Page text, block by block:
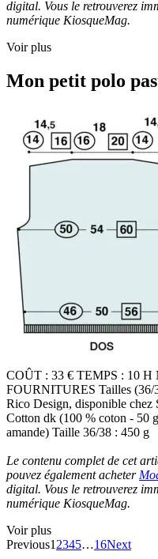
digital. Vous le retrouverez
numérique KiosqueMag.
Voir plus
Mon petit polo
COÛT : 33 € TEMPS : 10
FOURNITURES Tailles (36/
Rico Design, disponible chez
Cotton dk (100 % coton - 50
amande) Taille 36/38 : 450 g
Le contenu complet de cet
pouvez également acheter
digital. Vous le retrouverez
numérique KiosqueMag.
Voir plus
Previous1 2345…16Next